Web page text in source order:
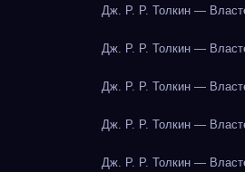
Дж. Р. Р. Толкин —
Дж. Р. Р. Толкин —
Дж. Р. Р. Толкин —
Дж. Р. Р. Толкин —
Дж. Р. Р. Толкин —